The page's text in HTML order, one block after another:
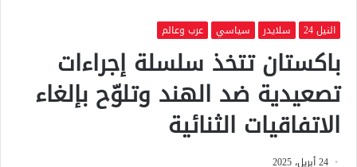
النيل 24 سلايدر سياسي عرب وعالم
باكستان تتخذ سلسلة إجراءات
تصعيدية ضد الهند وتلوّح بإلغاء
الاتفاقيات الثنائية
24 أبريل، 2025